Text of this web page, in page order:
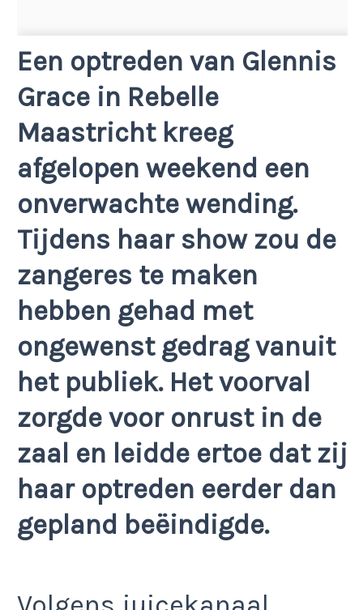
Een optreden van Glennis
Grace in Rebelle
Maastricht kreeg
afgelopen weekend een
onverwachte wending.
Tijdens haar show zou de
zangeres te maken
hebben gehad met
ongewenst gedrag vanuit
het publiek. Het voorval
zorgde voor onrust in de
zaal en leidde ertoe dat zij
haar optreden eerder dan
gepland beëindigde.